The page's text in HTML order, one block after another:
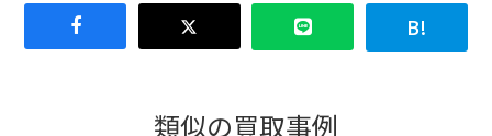
類似の買取事例